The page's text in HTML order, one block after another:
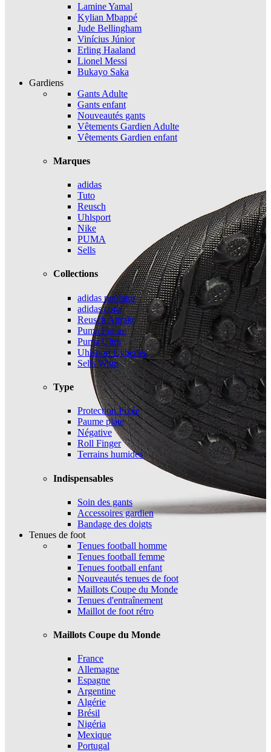
Lamine Yamal
Kylian Mbappé
Jude Bellingham
Vinícius Júnior
Erling Haaland
Lionel Messi
Bukayo Saka
Gardiens
Gants Adulte
Gants enfant
Nouveautés gants
Vêtements Gardien Adulte
Vêtements Gardien enfant
Marques
adidas
Tuto
Reusch
Uhlsport
Nike
PUMA
Sells
Collections
adidas predator
adidas copa
Reusch Attrakt
Puma Future
Puma Ultra
Uhlsport Cybertec
Sells Wrap
Type
Protection Fixée
Paume plate
Négative
Roll Finger
Terrains humides
Indispensables
Soin des gants
Accessoires gardien
Bandage des doigts
Tenues de foot
Tenues football homme
Tenues football femme
Tenues football enfant
Nouveautés tenues de foot
Maillots Coupe du Monde
Tenues d'entraînement
Maillot de foot rétro
Maillots Coupe du Monde
France
Allemagne
Espagne
Argentine
Algérie
Brésil
Nigéria
Mexique
Portugal